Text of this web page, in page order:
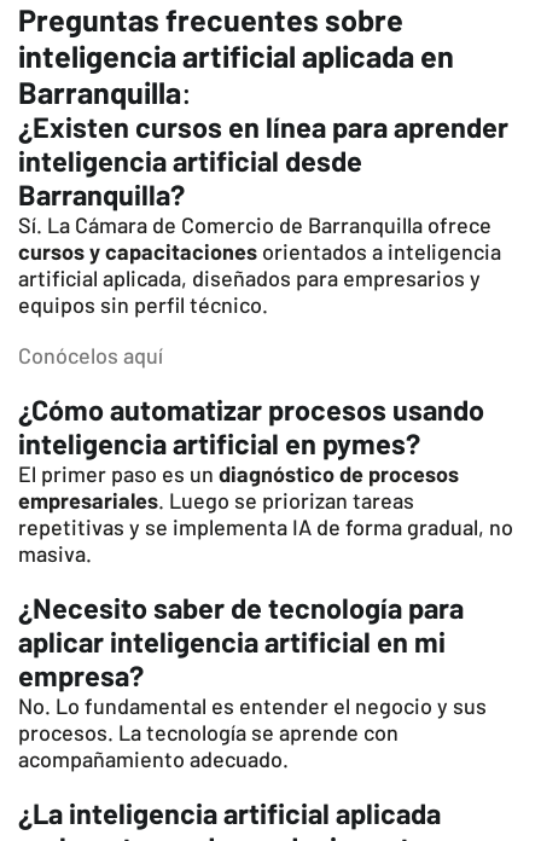
Preguntas frecuentes sobre
inteligencia artificial aplicada en
Barranquilla:
¿Existen cursos en línea para aprender
inteligencia artificial desde
Barranquilla?
Sí. La Cámara de Comercio de Barranquilla ofrece
cursos y capacitaciones orientados a inteligencia
artificial aplicada, diseñados para empresarios y
equipos sin perfil técnico.
Conócelos aquí
¿Cómo automatizar procesos usando
inteligencia artificial en pymes?
El primer paso es un diagnóstico de procesos
empresariales. Luego se priorizan tareas
repetitivas y se implementa IA de forma gradual, no
masiva.
¿Necesito saber de tecnología para
aplicar inteligencia artificial en mi
empresa?
No. Lo fundamental es entender el negocio y sus
procesos. La tecnología se aprende con
acompañamiento adecuado.
¿La inteligencia artificial aplicada